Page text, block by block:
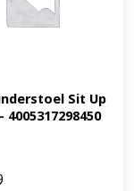
Sit Up
4005317298450